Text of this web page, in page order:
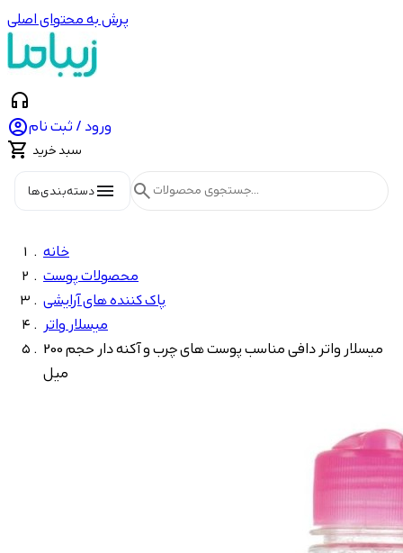
پرش به محتوای اصلی
headphones
ورود / ثبت نام
 سبد خرید
menuدسته‌بندی‌ها search
خانه
محصولات پوست
پاک کننده های آرایشی
میسلار واتر
میسلار واتر دافی مناسب پوست های چرب و آکنه دار حجم 200
میل